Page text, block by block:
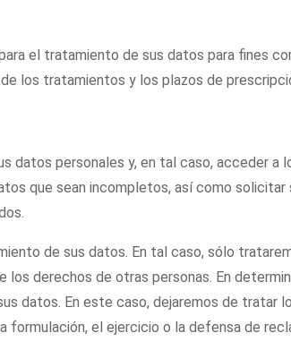
el tratamiento de sus datos para fines
los tratamientos y los plazos de
personales y, en tal caso, acceder a
que sean incompletos, así como
de sus datos. En tal caso, sólo
derechos de otras personas. En
datos. En este caso, dejaremos de tratar
el ejercicio o la defensa de